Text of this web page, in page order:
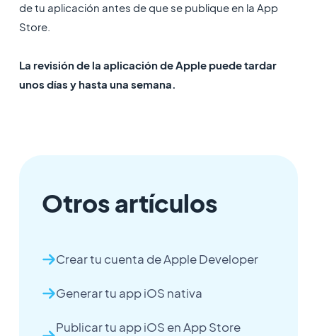
de tu aplicación antes de que se publique en la App
Store.
La revisión de la aplicación de Apple puede tardar
unos días y hasta una semana.
Otros artículos
Crear tu cuenta de Apple Developer
Generar tu app iOS nativa
Publicar tu app iOS en App Store